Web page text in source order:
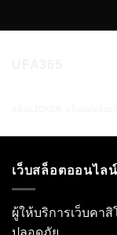
เว็บสล็อตออนไล
ผู้ให้บริการเว็บคา